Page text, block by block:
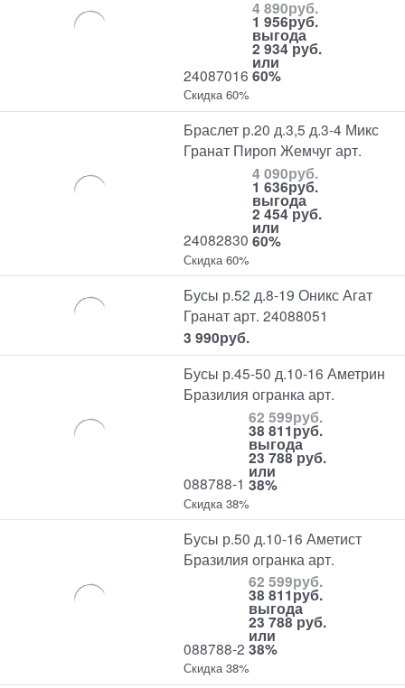
24087016
4 890руб.
1 956руб.
выгода
2 934 руб.
или
60%
Скидка 60%
Браслет р.20 д.3,5 д.3-4 Микс
Гранат Пироп Жемчуг арт.
24082830
4 090руб.
1 636руб.
выгода
2 454 руб.
или
60%
Скидка 60%
Бусы р.52 д.8-19 Оникс Агат
Гранат арт. 24088051
3 990руб.
Бусы р.45-50 д.10-16 Аметрин
Бразилия огранка арт.
088788-1
62 599руб.
38 811руб.
выгода
23 788 руб.
или
38%
Скидка 38%
Бусы р.50 д.10-16 Аметист
Бразилия огранка арт.
088788-2
62 599руб.
38 811руб.
выгода
23 788 руб.
или
38%
Скидка 38%